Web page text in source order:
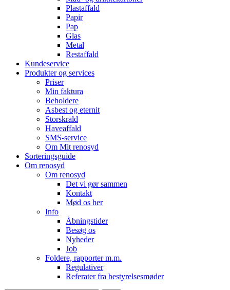
Plastaffald
Papir
Pap
Glas
Metal
Restaffald
Kundeservice
Produkter og services
Priser
Min faktura
Beholdere
Asbest og eternit
Storskrald
Haveaffald
SMS-service
Om Mit renosyd
Sorteringsguide
Om renosyd
Om renosyd
Det vi gør sammen
Kontakt
Mød os her
Info
Åbningstider
Besøg os
Nyheder
Job
Foldere, rapporter m.m.
Regulativer
Referater fra bestyrelsesmøder